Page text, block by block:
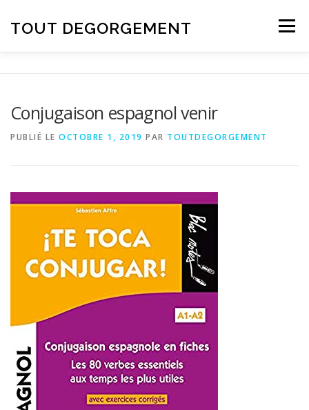
TOUT DEGORGEMENT Menu
Conjugaison espagnol venir
PUBLIÉ LE OCTOBRE 1, 2019 PAR TOUTDEGORGEMENT